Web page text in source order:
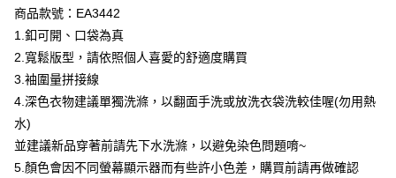
付款後7-11取貨
每筆NT$60，滿NT$1,000(含以上)免運費
宅配
每筆NT$120，滿NT$1,000(含以上)免運費
付款後門市自取
每筆NT$60，滿NT$1,000(含以上)免運費
商品款號：EA3442
1.釦可開、口袋為真
2.寬鬆版型，請依照個人喜愛的舒適度購買
3.袖圍量拼接線
4.深色衣物建議單獨洗滌，以翻面手洗或放洗衣袋洗較佳喔(勿用熱
水)
並建議新品穿著前請先下水洗滌，以避免染色問題唷~
5.顏色會因不同螢幕顯示器而有些許小色差，購買前請再做確認